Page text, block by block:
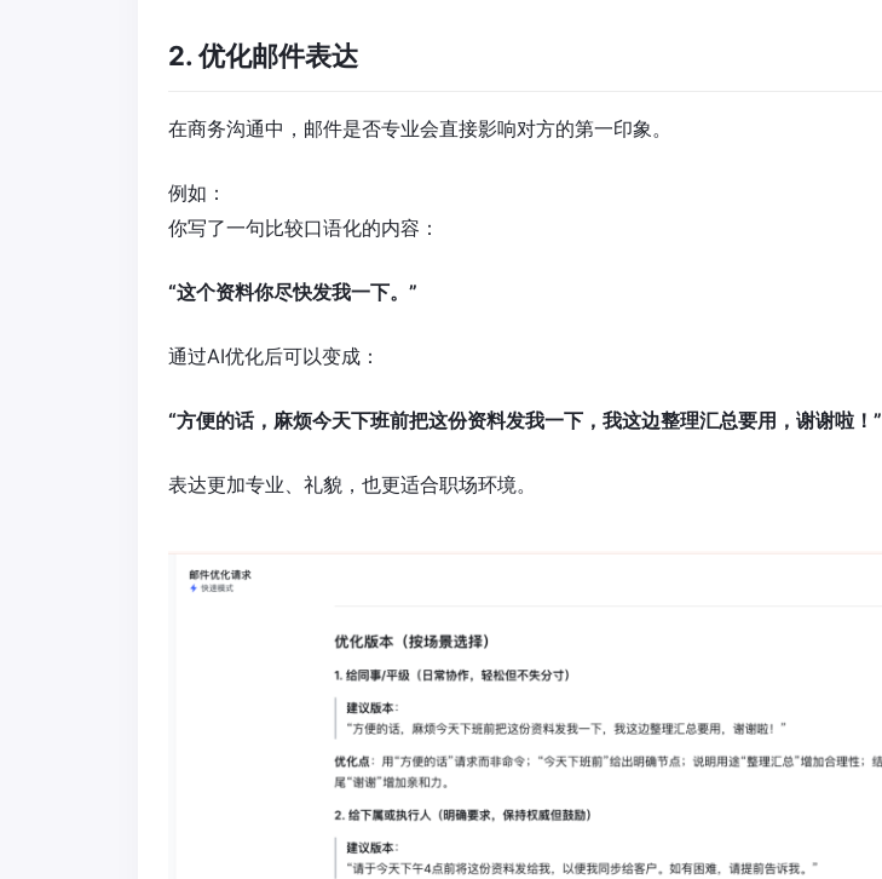
2. 优化邮件表达
在商务沟通中，邮件是否专业会直接影响对方的第一印象。
例如：
你写了一句比较口语化的内容：
“这个资料你尽快发我一下。”
通过AI优化后可以变成：
“方便的话，麻烦今天下班前把这份资料发我一下，我这边整理汇总要用，谢谢啦！”
表达更加专业、礼貌，也更适合职场环境。